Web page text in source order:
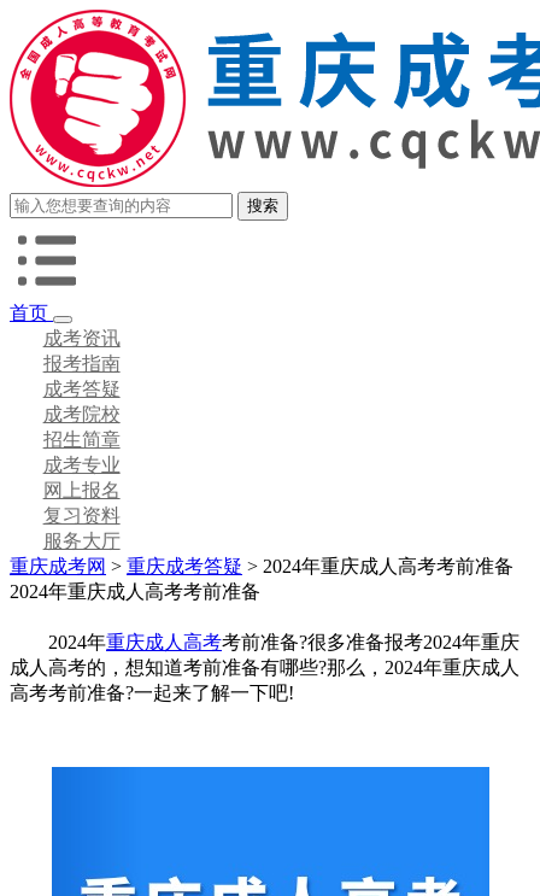
首页
成考资讯
报考指南
成考答疑
成考院校
招生简章
成考专业
网上报名
复习资料
服务大厅
重庆成考网 > 重庆成考答疑 > 2024年重庆成人高考考前准备
2024年重庆成人高考考前准备
2024年重庆成人高考考前准备?很多准备报考2024年重庆
成人高考的，想知道考前准备有哪些?那么，2024年重庆成人
高考考前准备?一起来了解一下吧!